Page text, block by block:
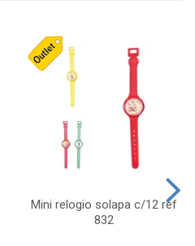
Mini relogio solapa c/12 ref
832